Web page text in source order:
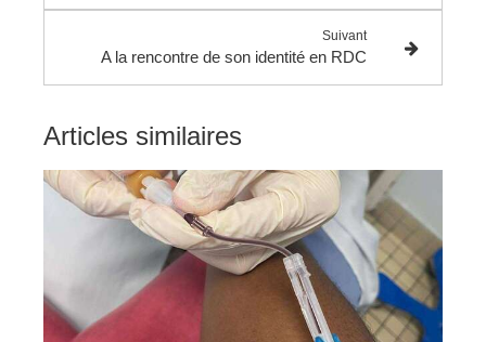
Suivant
A la rencontre de son identité en RDC
Articles similaires